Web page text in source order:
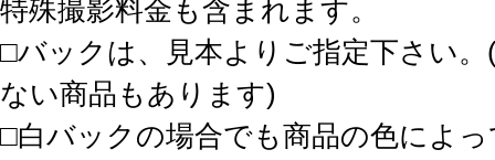
特殊撮影料金も含まれます。
□バックは、見本よりご指定下さい
ない商品もあります)
□白バックの場合でも商品の色によ